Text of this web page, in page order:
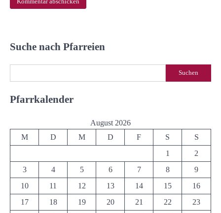
Suche nach Pfarreien
Suchen
Pfarrkalender
August 2026
M
D M D F S
S
1
2
3
4 5 6 7 8
9
10
11 12 13 14 15
16
17
18 19 20 21 22
23